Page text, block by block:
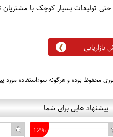
تولیدات بسیار کوچک با مشتریان
بازاریابی
محفوظ بوده و هرگونه سوءاستفاده مورد
پیشنهاد هایی برای شما
12%